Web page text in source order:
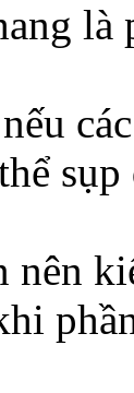
là